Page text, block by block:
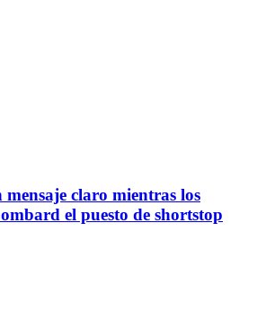
claro mientras los
el puesto de shortstop